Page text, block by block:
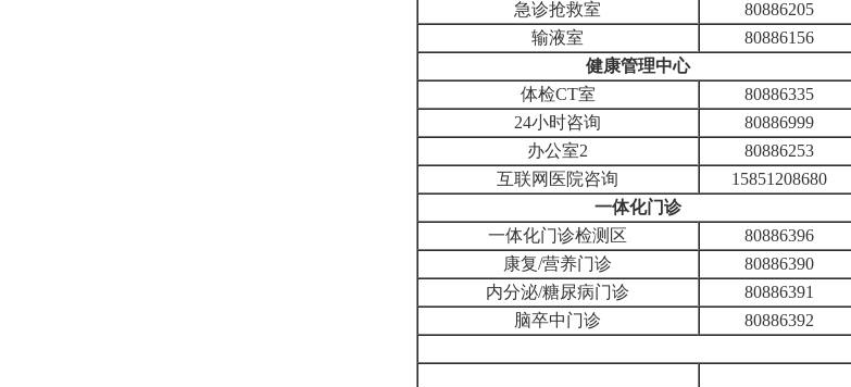
急诊抢救室
80886205
输液室
80886156
健康管理中心
体检CT室
80886335
24小时咨询
80886999
办公室2
80886253
互联网医院咨询
15851208680
一体化门诊
一体化门诊检测区
80886396
康复/营养门诊
80886390
内分泌/糖尿病门诊
80886391
脑卒中门诊
80886392